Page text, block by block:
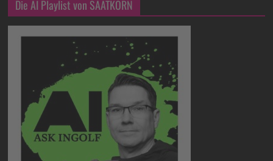
Die AI Playlist von SAATKORN